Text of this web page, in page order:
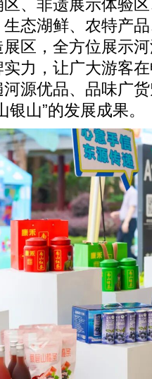
、非遗展示体验
态湖鲜、农特产
区，全方位展示河
力，让广大游客
源优品、品味广
山”的发展成果。